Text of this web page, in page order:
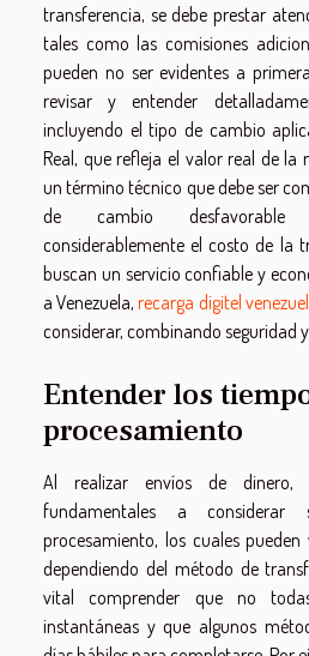
transferencia, se debe prestar
tales como las comisiones
pueden no ser evidentes a
revisar y entender
incluyendo el tipo de cambio
Real, que refleja el valor real de la
un término técnico que debe ser
de cambio desfavorable
considerablemente el costo de la
buscan un servicio confiable y
a Venezuela,recarga digitel
considerar, combinando seguridad
Entender los
procesamiento
Al realizar envíos de
fundamentales a
procesamiento, los cuales
dependiendo del método de
vital comprender que no
instantáneas y que algunos